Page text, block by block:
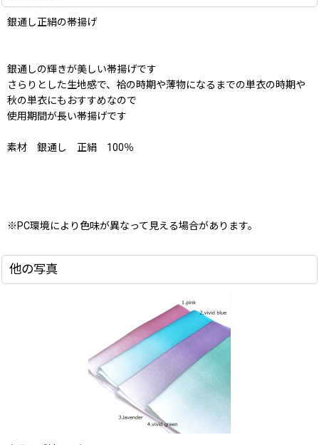
銀通し正絹の帯揚げ
銀通しの輝きが美しい帯揚げです
さらりとした生地感で、袷の時期や薄物になるまでの単衣の時期や
秋の単衣にもおすすめなので
使用期間が長い帯揚げです
素材 銀通し 正絹 100％
※PC環境により色味が異なって見える場合があります。
他の写真